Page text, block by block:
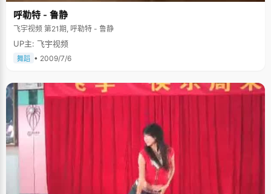
呼勒特 - 鲁静
飞宇视频 第21期, 呼勒特 - 鲁静
UP主: 飞宇视频
舞蹈 • 2009/7/6